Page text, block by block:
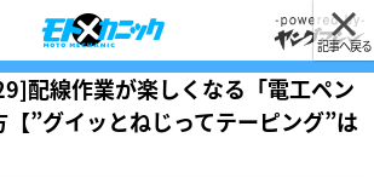
記事へ戻る
配線作業が楽しくなる「電工ペン
【”グイッとねじってテーピング”は